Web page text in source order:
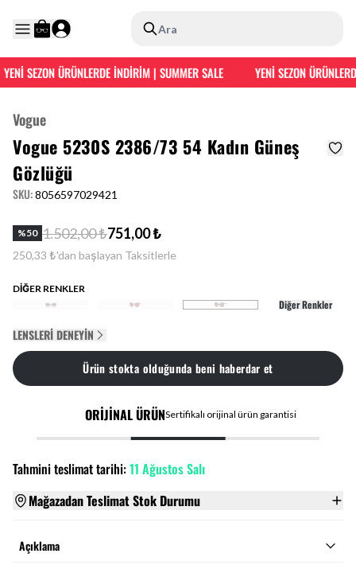
Ara
SEZON ÜRÜNLERDE İNDİRİM | SUMMER SALE YENİ SEZON
Vogue
Vogue 5230S 2386/73 54 Kadın Güneş
Gözlüğü
SKU:8056597029421
%50 1.502,00 ₺751,00 ₺
250,33 ₺'dan başlayan Taksitlerle
DİĞER RENKLER
Diğer Renkler
LENSLERI DENEYIN
Ürün stokta olduğunda beni haberdar et
ORİJİNAL ÜRÜNSertifikalı orijinal ürün garantisi
Tahmini teslimat tarihi:11 Ağustos Salı
Mağazadan Teslimat Stok Durumu
Açıklama